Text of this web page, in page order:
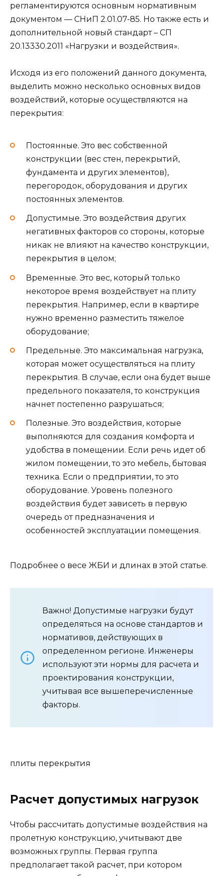
регламентируются основным нормативным
документом — СНиП 2.01.07-85. Но также есть и
дополнительной новый стандарт – СП
20.13330.2011 «Нагрузки и воздействия».
Исходя из его положений данного документа,
выделить можно несколько основных видов
воздействий, которые осуществляются на
перекрытия:
Постоянные. Это вес собственной
конструкции (вес стен, перекрытий,
фундамента и других элементов),
перегородок, оборудования и других
постоянных элементов.
Допустимые. Это воздействия других
негативных факторов со стороны, которые
никак не влияют на качество конструкции,
перекрытия в целом;
Временные. Это вес, который только
некоторое время воздействует на плиту
перекрытия. Например, если в квартире
нужно временно разместить тяжелое
оборудование;
Предельные. Это максимальная нагрузка,
которая может осуществляться на плиту
перекрытия. В случае, если она будет выше
предельного показателя, то конструкция
начнет постепенно разрушаться;
Полезные. Это воздействия, которые
выполняются для создания комфорта и
удобства в помещении. Если речь идет об
жилом помещении, то это мебель, бытовая
техника. Если о предприятии, то это
оборудование. Уровень полезного
воздействия будет зависеть в первую
очередь от предназначения и
особенностей эксплуатации помещения.
Подробнее о весе ЖБИ и длинах в этой статье.
Важно! Допустимые нагрузки будут
определяться на основе стандартов и
нормативов, действующих в
определенном регионе. Инженеры
используют эти нормы для расчета и
проектирования конструкции,
учитывая все вышеперечисленные
факторы.
плиты перекрытия
Расчет допустимых нагрузок
Чтобы рассчитать допустимые воздействия на
пролетную конструкцию, учитывают две
возможных группы. Первая группа
предполагает такой расчет, при котором